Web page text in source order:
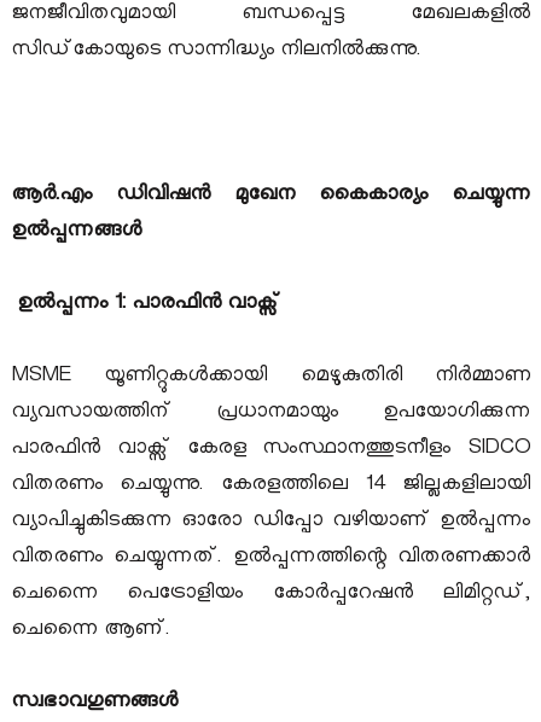
ജനജീവിതവുമായി ബന്ധപ്പെട്ട മേഖലകളിൽ
സിഡ്‌കോയുടെ സാന്നിദ്ധ്യം നിലനിൽക്കുന്നു.
ആർ.എം ഡിവിഷൻ മുഖേന കൈകാര്യം ചെയ്യുന്ന
ഉൽപ്പന്നങ്ങൾ
ഉൽപ്പന്നം 1: പാരഫിൻ വാക്സ്
MSME യൂണിറ്റുകൾക്കായി മെഴുകുതിരി നിർമ്മാണ
വ്യവസായത്തിന് പ്രധാനമായും ഉപയോഗിക്കുന്ന
പാരഫിൻ വാക്സ് കേരള സംസ്ഥാനത്തുടനീളം SIDCO
വിതരണം ചെയ്യുന്നു. കേരളത്തിലെ 14 ജില്ലകളിലായി
വ്യാപിച്ചുകിടക്കുന്ന ഓരോ ഡിപ്പോ വഴിയാണ് ഉൽപ്പന്നം
വിതരണം ചെയ്യുന്നത്. ഉൽപ്പന്നത്തിന്റെ വിതരണക്കാർ
ചെന്നൈ പെട്രോളിയം കോർപ്പറേഷൻ ലിമിറ്റഡ്,
ചെന്നൈ ആണ്.
സ്വഭാവഗുണങ്ങൾ